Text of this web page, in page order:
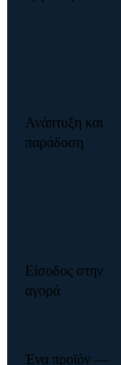
Ανάπτυξη και
παράδοση
Είσοδος στην
αγορά
Ένα προϊόν —